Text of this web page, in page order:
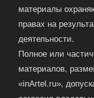
материалы
правах на
деятельности.
Полное или
материалов,
«inArtel.ru»,